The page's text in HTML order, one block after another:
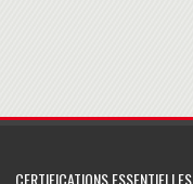
CERTIFICATIONS ESSENTIELLES